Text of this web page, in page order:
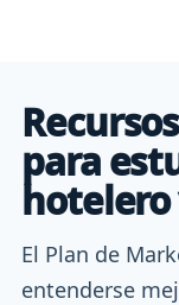
para
El Plan de
entenderse